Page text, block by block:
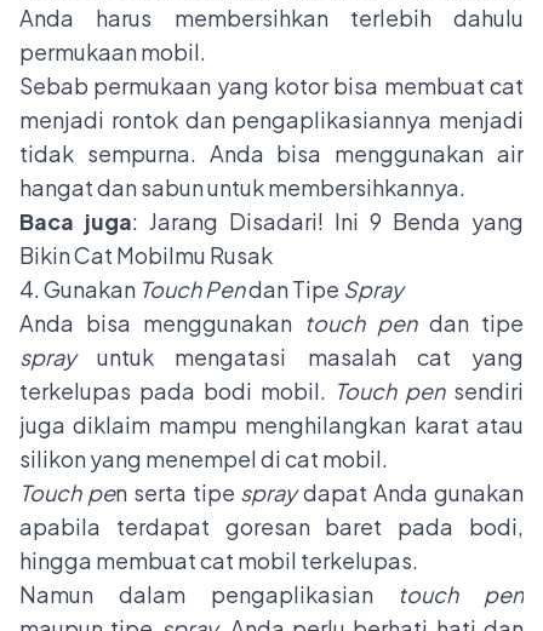
Anda harus membersihkan terlebih dahulu
permukaan mobil.
Sebab permukaan yang kotor bisa membuat cat
menjadi rontok dan pengaplikasiannya menjadi
tidak sempurna. Anda bisa menggunakan air
hangat dan sabun untuk membersihkannya.
Baca juga: Jarang Disadari! Ini 9 Benda yang
Bikin Cat Mobilmu Rusak
4. Gunakan Touch Pendan Tipe Spray
Anda bisa menggunakan touch pen dan tipe
sprayuntuk mengatasi masalah cat yang
terkelupas pada bodi mobil. Touch pensendiri
juga diklaim mampu menghilangkan karat atau
silikon yang menempel di cat mobil.
Touch pen serta tipe spraydapat Anda gunakan
apabila terdapat goresan baret pada bodi,
hingga membuat cat mobil terkelupas.
Namun dalam pengaplikasian touch pen